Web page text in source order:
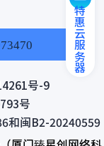
特惠云服务器
号-9
号
和闽B2-20240559